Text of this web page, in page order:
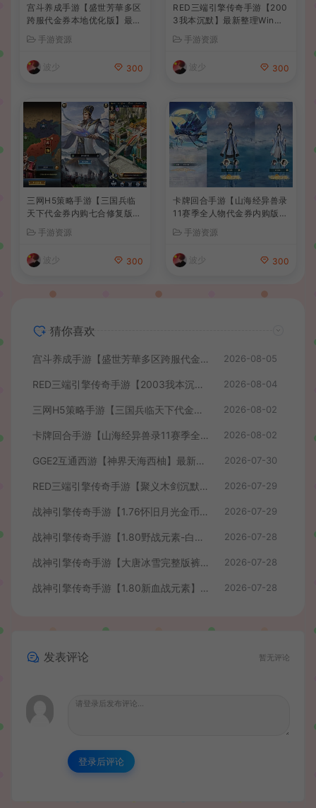
宫斗养成手游【盛世芳華多区
跨服代金券本地优化版】最新
手工服务端+CDK授权后台
+安卓+详细搭建教程
手游资源
波少 300
RED三端引擎传奇手游【200
3我本沉默】最新整理Win系
细搭建教程
手游资源
波少 300
三网H5策略手游【三国兵临
天下代金券内购七合修复版】
+Linux手工服务端+管理后台
+GM授权后台+简易安卓客户
端+详细搭建教程+视频教程
手游资源
波少 300
卡牌回合手游【山海经异兽录
11赛季全人物代金券内购版】
GM后台+管理后台+热更修改
工具+安卓+详细搭建教程
手游资源
波少 300
猜你喜欢
宫斗养成手游【盛世芳華多区跨服代金券本地优化版】最新整理单机一键即玩端+Linux手工服务端+CDK授权后台+安卓+详细搭建教程 2026-08-05
RED三端引擎传奇手游【2003我本沉默】最新整理Win系服务端+安卓苹果PC三端+详细搭建教程 2026-08-04
三网H5策略手游【三国兵临天下代金券内购七合修复版】最新整理单机一键即玩镜像端+Linux手工服务端+管理后台+GM授权后台+简易安卓客户端+详细搭建教程+视频教程 2026-08-02
卡牌回合手游【山海经异兽录11赛季全人物代金券内购版】最新整理WIN系服务端+授权GM后台+管理后台+热更修改工具+安卓+详细搭建教程 2026-08-02
GGE2互通西游【神界天海西柚】最新整理Win系服务端+安卓苹果PC三端+内置GM工具+全套源码+详细搭建教程+视频教程 2026-07-30
RED三端引擎传奇手游【聚义木剑沉默高仿嘟嘟沉默】最新整理Win系服务端+安卓苹果PC三端+详细搭建教程 2026-07-29
战神引擎传奇手游【1.76怀旧月光金币版】最新整理Win系复古服务端+安卓苹果双端+GM授权物品后台+详细搭建教程 2026-07-29
战神引擎传奇手游【1.80野战元素-白猪7.2免授权】最新整理Win系特色服务端+安卓+GM授权物品后台+详细搭建教程 2026-07-28
战神引擎传奇手游【大唐冰雪完整版裤衩7.0免授权】最新整理Win系特色服务端+GM授权后台+安卓苹果双端+详细搭建教程 2026-07-28
战神引擎传奇手游【1.80新血战元素】最新整理Win系特色服务端+安卓+GM授权物品后台+详细搭建教程 2026-07-28
发表评论 暂无评论
登录后评论